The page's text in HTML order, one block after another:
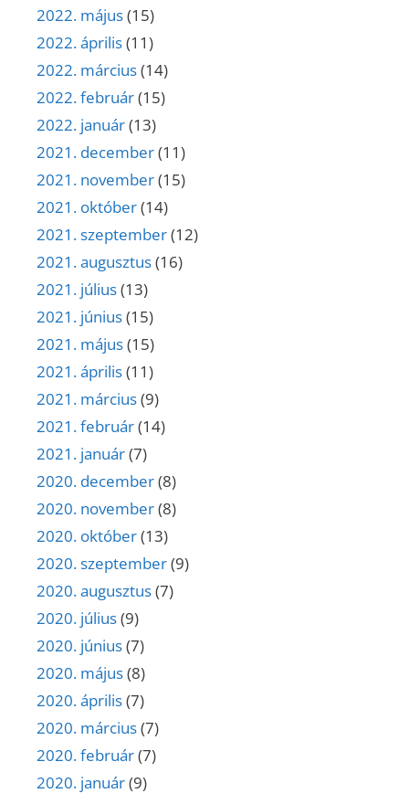
2022. május(15)
2022. április(11)
2022. március(14)
2022. február(15)
2022. január(13)
2021. december(11)
2021. november(15)
2021. október(14)
2021. szeptember(12)
2021. augusztus(16)
2021. július(13)
2021. június(15)
2021. május(15)
2021. április(11)
2021. március(9)
2021. február(14)
2021. január(7)
2020. december(8)
2020. november(8)
2020. október(13)
2020. szeptember(9)
2020. augusztus(7)
2020. július(9)
2020. június(7)
2020. május(8)
2020. április(7)
2020. március(7)
2020. február(7)
2020. január(9)